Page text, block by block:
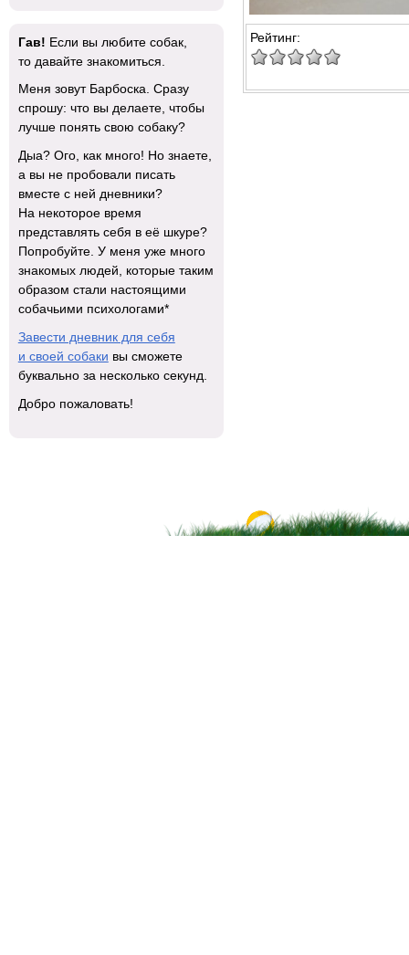
Рейтинг:
Гав! Если вы любите собак,
то давайте знакомиться.
Меня зовут Барбоска. Сразу
спрошу: что вы делаете, чтобы
лучше понять свою собаку?
Дыа? Ого, как много! Но знаете,
а вы не пробовали писать
вместе с ней дневники?
На некоторое время
представлять себя в её шкуре?
Попробуйте. У меня уже много
знакомых людей, которые таким
образом стали настоящими
собачьими психологами*
Завести дневник для себя
и своей собаки вы сможете
буквально за несколько секунд.
Добро пожаловать!